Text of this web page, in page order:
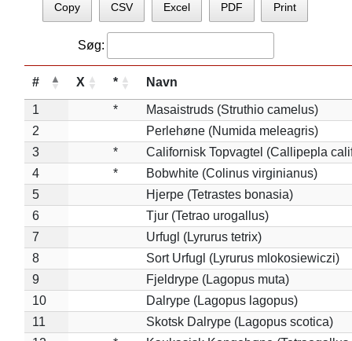
Copy CSV Excel PDF Print
Søg:
# X * Navn
1 *
Masaistruds (Struthio camelus)
2
Perlehøne (Numida meleagris)
3
*
Californisk Topvagtel (Callipepla
4
*
Bobwhite (Colinus virginianus)
5
Hjerpe (Tetrastes bonasia)
6
Tjur (Tetrao urogallus)
7
Urfugl (Lyrurus tetrix)
8
Sort Urfugl (Lyrurus mlokosiewiczi)
9
Fjeldrype (Lagopus muta)
10
Dalrype (Lagopus lagopus)
11
Skotsk Dalrype (Lagopus scotica)